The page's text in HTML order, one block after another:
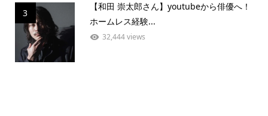
3
【和田 崇太郎さん】youtubeから俳優へ！
ホームレス経験...
32,444 views